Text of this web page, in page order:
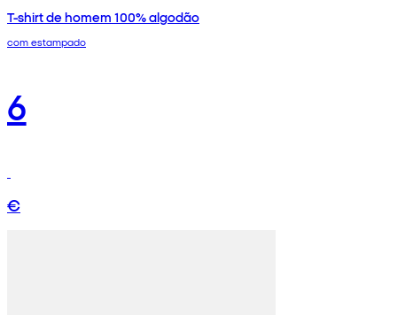
T-shirt de homem 100% algodão
com estampado
6
€